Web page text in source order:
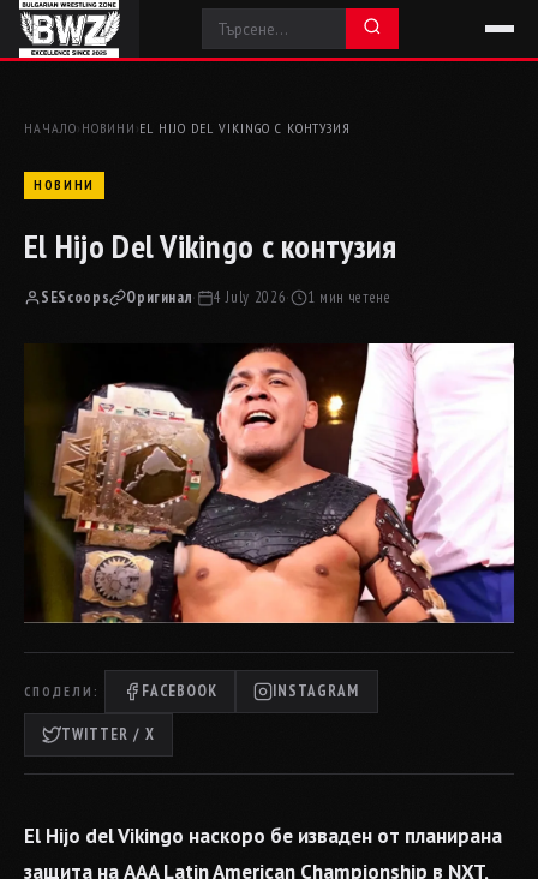
НАЧАЛО› НОВИНИ ›EL HIJO DEL VIKINGO С КОНТУЗИЯ
НОВИНИ
El Hijo Del Vikingo с контузия
SEScoops Оригинал· 4 July 2026· 1 мин четене
СПОДЕЛИ: FACEBOOK INSTAGRAM
TWITTER / X
El Hijo del Vikingo наскоро бе изваден от планирана
защита на AAA Latin American Championship в NXT,